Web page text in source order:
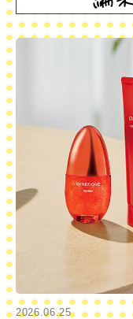
2026.06.25